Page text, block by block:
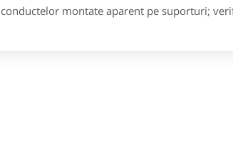
conductelor montate aparent pe suporturi;